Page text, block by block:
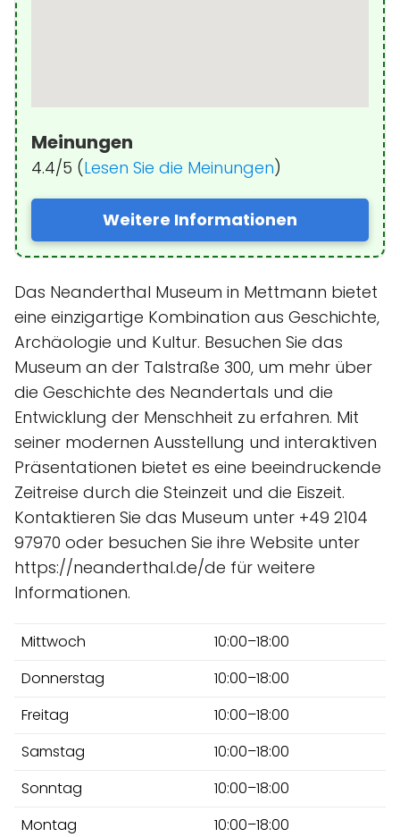
Meinungen
4.4/5 (Lesen Sie die Meinungen)
Weitere Informationen
Das Neanderthal Museum in Mettmann bietet
eine einzigartige Kombination aus Geschichte,
Archäologie und Kultur. Besuchen Sie das
Museum an der Talstraße 300, um mehr über
die Geschichte des Neandertals und die
Entwicklung der Menschheit zu erfahren. Mit
seiner modernen Ausstellung und interaktiven
Präsentationen bietet es eine beeindruckende
Zeitreise durch die Steinzeit und die Eiszeit.
Kontaktieren Sie das Museum unter +49 2104
97970 oder besuchen Sie ihre Website unter
https://neanderthal.de/de für weitere
Informationen.
Mittwoch
10:00–18:00
Donnerstag
10:00–18:00
Freitag
10:00–18:00
Samstag
10:00–18:00
Sonntag
10:00–18:00
Montag
10:00–18:00